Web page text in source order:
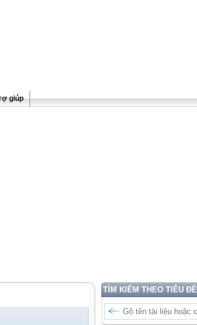
giúp
TÌM KIẾM THEO TIÊU ĐỀ